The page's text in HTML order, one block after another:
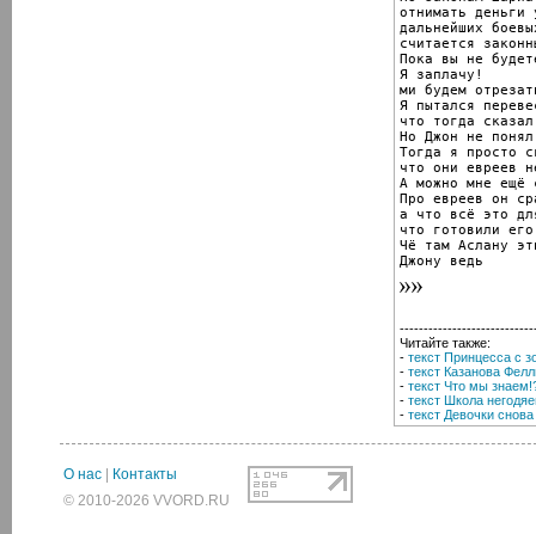
отнимать
дальнейших
считается
Пока вы не
Я заплачу!
ми будем
Я пытался
что тогда
Но Джон не
Тогда я просто
что они евреев
А можно мне ещё
Про евреев он
а что всё это
что готовили
Чё там Аслану
Джону ведь
Читайте также:
- текст Принцесса с
- текст Казанова
- текст Что мы
- текст Школа
- текст Девочки
О нас
Контакты
© 2010-2026 VVORD.RU